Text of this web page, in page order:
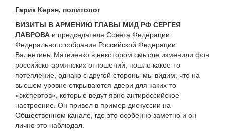
Гарик Керян, политолог
ВИЗИТЫ В АРМЕНИЮ ГЛАВЫ МИД РФ СЕРГЕЯ
ЛАВРОВА и председателя Совета Федерации
Федерального собрания Российской Федерации
Валентины Матвиенко в некотором смысле изменили фон
российско-армянских отношений, пошло какое-то
потепление, однако с другой стороны мы видим, что на
высшем уровне открываются двери для каких-то
«экспертов», которые ведут явно антироссийское
настроение. Он привел в пример дискуссии на
Общественном канале, где это особенно заметно и он
лично это наблюдал.